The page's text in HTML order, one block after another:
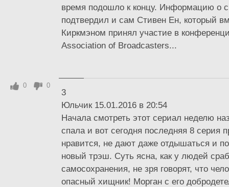
время подошло к концу. Информацию о
подтвердил и сам Стивен Ен, который
Киркмэном принял участие в
Association of Broadcasters...
3
Юльчик 15.01.2016 в 20:54
Начала смотреть этот сериал неделю
спала и вот сегодня последняя 8 серия
нравится, не дают даже отдышаться и
новый трэш. Суть ясна, как у людей
самосохранения, не зря говорят, что
опасный хищник! Морган с его
0 0